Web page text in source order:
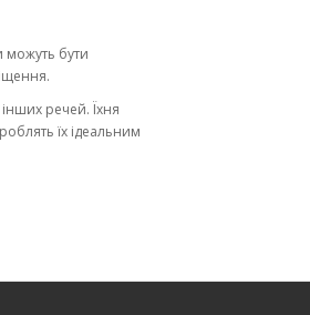
бути
речей. Їхня
їх ідеальним